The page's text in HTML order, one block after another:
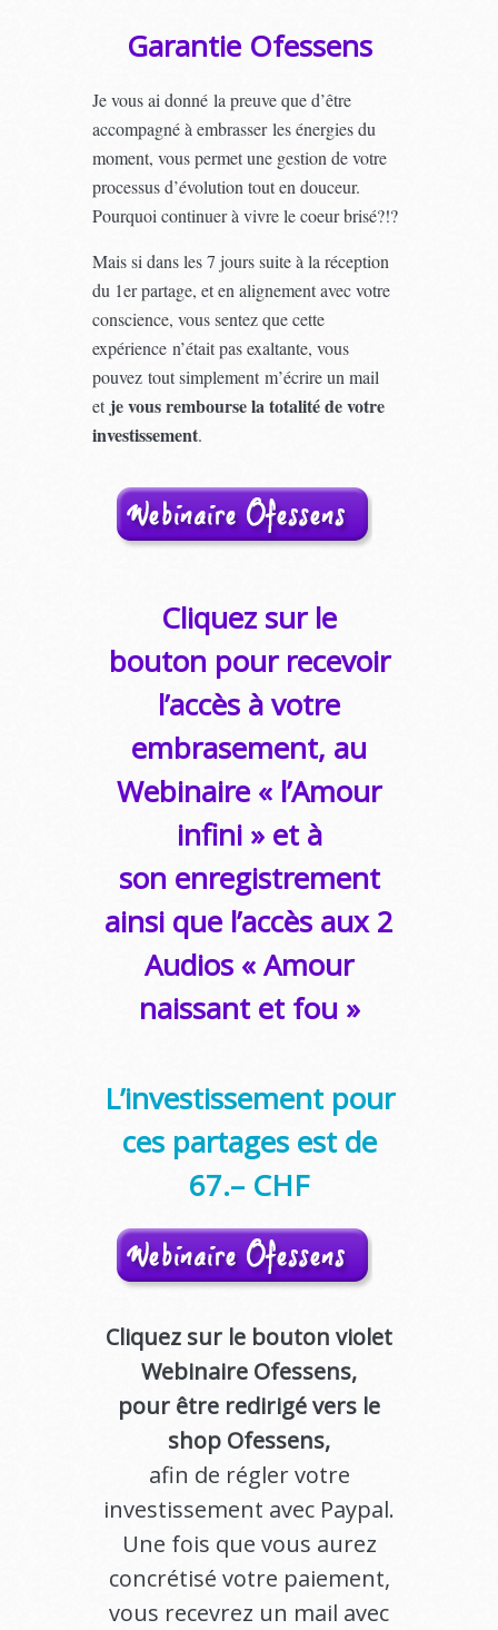
GarantieOfessens
Je vous ai donné la preuve que d’être
accompagné à embrasser les énergies du
moment, vous permet une gestion de votre
processus d’évolution tout en douceur.
Pourquoi continuer à vivre le coeur brisé?!?
Mais si dans les 7 jours suite à la réception
du 1er partage, et en alignement avec votre
conscience, vous sentez que cette
expérience n’était pas exaltante, vous
pouvez tout simplement m’écrire un mail
et je vous rembourse la totalité de votre
investissement.
Cliquez sur le
bouton pour recevoir
l’accès à votre
embrasement, au
Webinaire « l’Amour
infini » et à
son enregistrement
ainsi que l’accès aux 2
Audios « Amour
naissant et fou »
L’investissement pour
ces partages est de
67.– CHF
Cliquez sur le bouton violet
Webinaire Ofessens,
pour être redirigé vers le
shop Ofessens,
afin de régler votre
investissement avec Paypal.
Une fois que vous aurez
concrétisé votre paiement,
vous recevrez un mail avec